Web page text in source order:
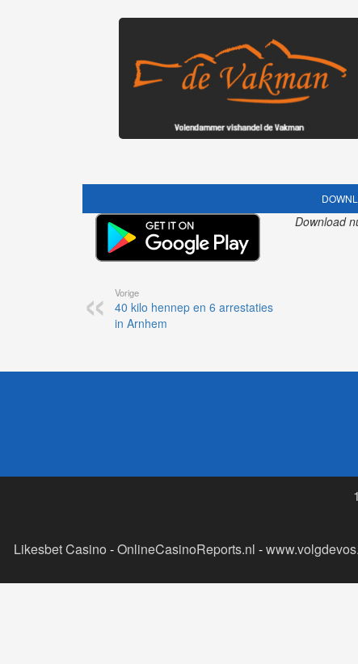
Download
Vorige
40 kilo hennep en 6 arrestaties
in Arnhem
Likesbet Casino -OnlineCasinoReports.nl -